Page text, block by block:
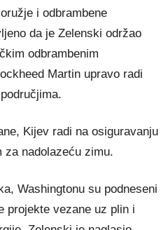
i odbrambene
da je Zelenski održao
odbrambenim
Martin upravo radi
Kijev radi na osiguravanju
za nadolazeću zimu.
Washingtonu su podneseni
projekte vezane uz plin i